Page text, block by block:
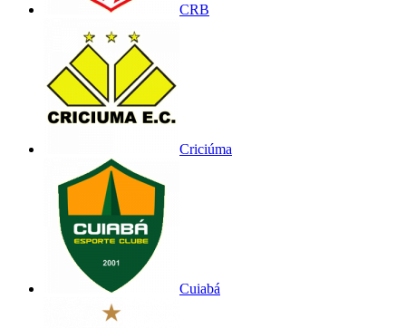
CRB
Criciúma
Cuiabá